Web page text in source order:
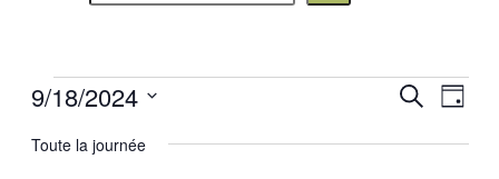
h
e
c
Évènements
for
et
Recherche
Jour
9/18/2024
une
Toute la journée